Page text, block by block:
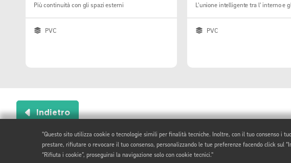
Più continuità con gli spazi esterni
PVC
L'unione intelligente tra l' interno e
PVC
Indietro
"Questo sito utilizza cookie o tecnologie simili per finalità tecniche. Inoltre, con il tuo consenso i
prestare, rifiutare o revocare il tuo consenso, personalizzando le tue preferenze facendo click sul
“Rifiuta i cookie”, proseguirai la navigazione solo con cookie tecnici."